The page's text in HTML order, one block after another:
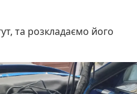
та розкладаємо його